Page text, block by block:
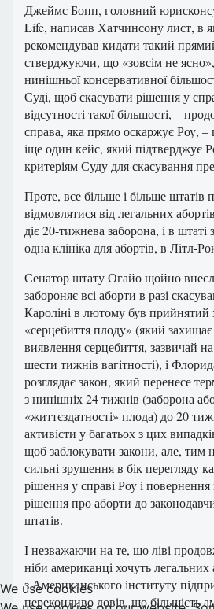
Джеймс Бопп, головний
Life, написав Хатчинсону лист, в
рекомендував кидати такий
стверджуючи, що «зовсім не
нинішньої консервативної
Суді, щоб скасувати рішення у
відсутності такої більшості, –
справа, яка прямо оскаржує Роу,
іще один кейс, який підтверджує
критеріям Суду для скасування
Проте, все більше і більше
відмовлятися від легальних
діє 20-тижнева заборона, і в штаті
одна клініка для абортів, в Літл-
Сенатор штату Огайо щойно
забороняє всі аборти в разі
Кароліні в лютому був прийнятий
«серцебиття плоду» (який
виявлення серцебиття, зазвичай
шести тижнів вагітності), і
розглядає закон, який перенесе
з нинішніх 24 тижнів (заборона
«життєздатності» плода) до 20
активісти у багатьох з цих
щоб заблокувати закони, але, тим
сильні зрушення в бік перегляду
рішення у справі Роу і
рішення про аборти до
штатів.
І незважаючи на те, що ліві
ніби американці хочуть легальних
з Американського інституту
переконливо довів, що більшість
We use cookies